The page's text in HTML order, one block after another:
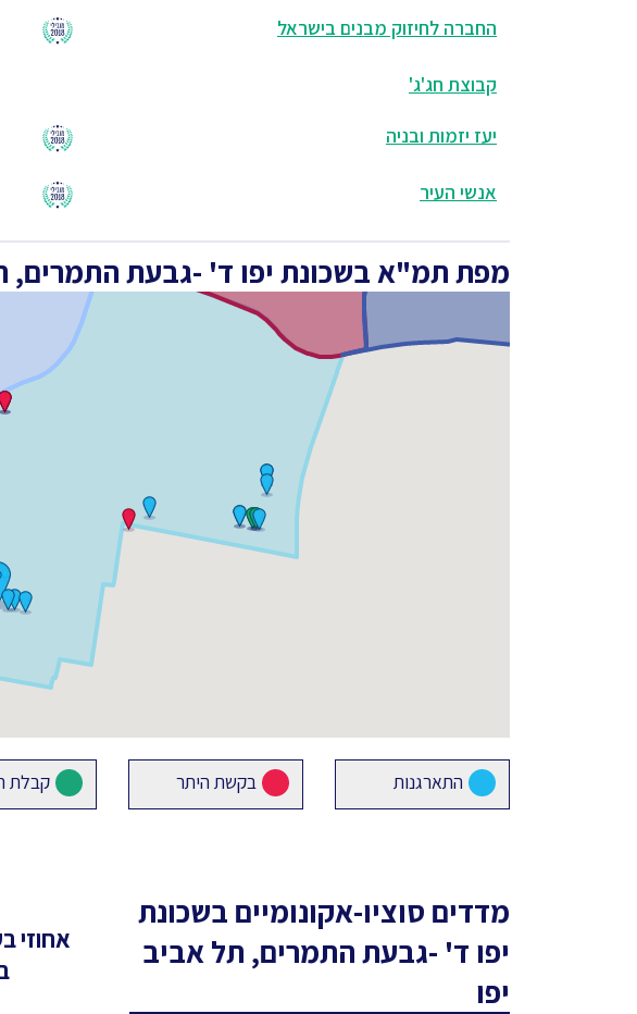
החברה לחיזוק מבנים בישראל
קבוצת חג'ג'
יעז יזמות ובניה
אנשי העיר
מפת תמ"א בשכונת יפו ד' -גבעת התמרים,
התארגנות בקשת היתר קבלת
מדדים סוציו-אקונומיים בשכונת
יפו ד' -גבעת התמרים, תל אביב
יפו
אחוזי